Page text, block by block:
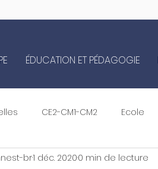
ÉDUCATION ET PÉDAGOGIE
CE2-CM1-CM2 Ecole
br1 déc. 20200 min de lecture